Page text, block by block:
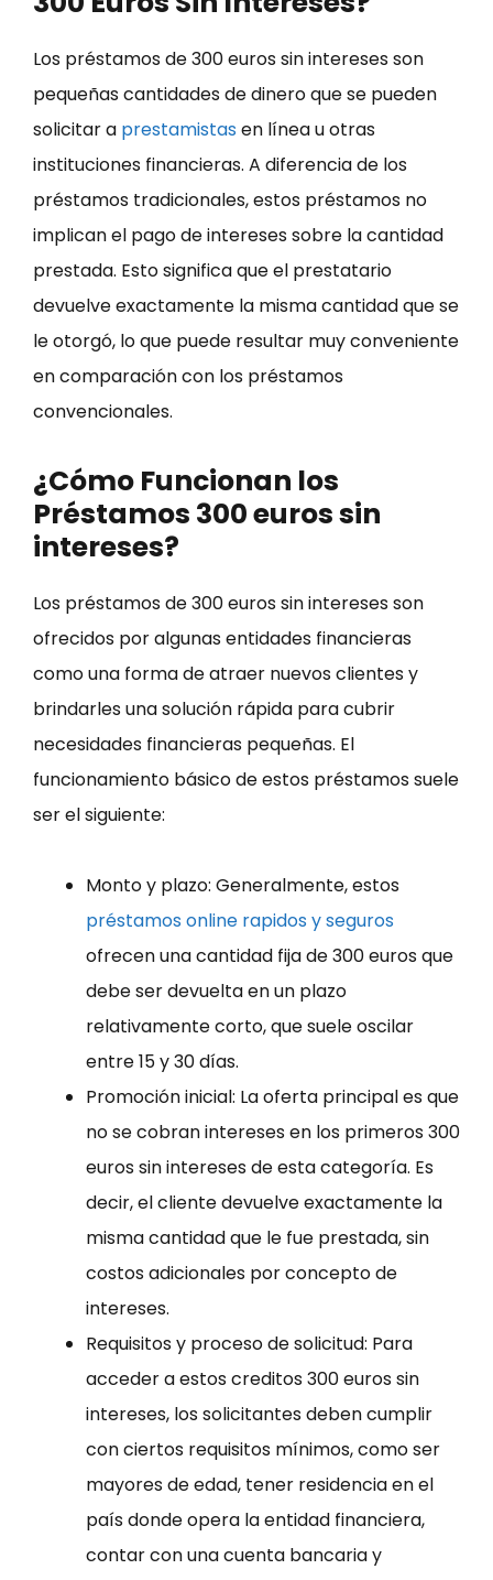
Los préstamos de 300 euros sin intereses son
pequeñas cantidades de dinero que se pueden
solicitar a prestamistas en línea u otras
instituciones financieras. A diferencia de los
préstamos tradicionales, estos préstamos no
implican el pago de intereses sobre la cantidad
prestada. Esto significa que el prestatario
devuelve exactamente la misma cantidad que se
le otorgó, lo que puede resultar muy conveniente
en comparación con los préstamos
convencionales.
¿Cómo Funcionan los
Préstamos 300 euros sin
intereses?
Los préstamos de 300 euros sin intereses son
ofrecidos por algunas entidades financieras
como una forma de atraer nuevos clientes y
brindarles una solución rápida para cubrir
necesidades financieras pequeñas. El
funcionamiento básico de estos préstamos suele
ser el siguiente:
Monto y plazo: Generalmente, estos
préstamos online rapidos y seguros
ofrecen una cantidad fija de 300 euros que
debe ser devuelta en un plazo
relativamente corto, que suele oscilar
entre 15 y 30 días.
Promoción inicial: La oferta principal es que
no se cobran intereses en los primeros 300
euros sin intereses de esta categoría. Es
decir, el cliente devuelve exactamente la
misma cantidad que le fue prestada, sin
costos adicionales por concepto de
intereses.
Requisitos y proceso de solicitud: Para
acceder a estos creditos 300 euros sin
intereses, los solicitantes deben cumplir
con ciertos requisitos mínimos, como ser
mayores de edad, tener residencia en el
país donde opera la entidad financiera,
contar con una cuenta bancaria y